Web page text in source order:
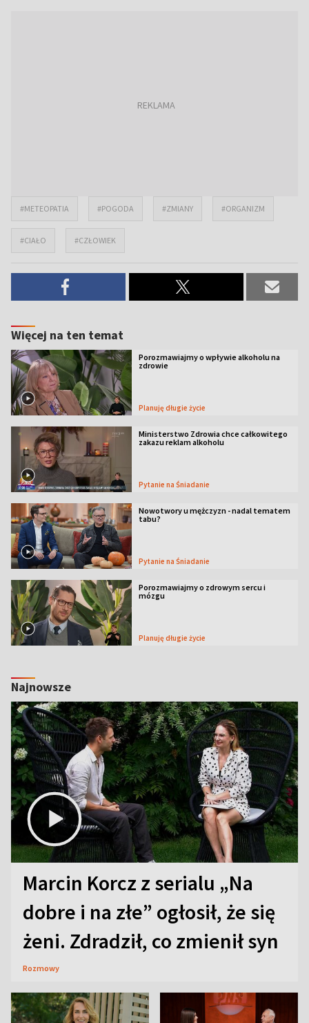
#METEOPATIA #POGODA #ZMIANY #ORGANIZM
#CIAŁO #CZŁOWIEK
Więcej na ten temat
Porozmawiajmy o wpływie alkoholu na
zdrowie
Planuję długie życie
Ministerstwo Zdrowia chce całkowitego
zakazu reklam alkoholu
Pytanie na Śniadanie
Nowotwory u mężczyzn - nadal tematem
tabu?
Pytanie na Śniadanie
Porozmawiajmy o zdrowym sercu i
mózgu
Planuję długie życie
Najnowsze
Marcin Korcz z serialu „Na
dobre i na złe” ogłosił, że się
żeni. Zdradził, co zmienił syn
Rozmowy